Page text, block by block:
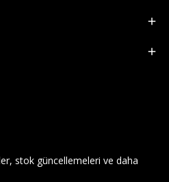
stok güncellemeleri ve daha